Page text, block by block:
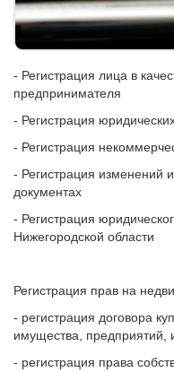
- Регистрация лица в
предпринимателя
- Регистрация
- Регистрация
- Регистрация изменений
документах
- Регистрация
Нижегородской области
Регистрация прав на
- регистрация договора
имущества, предприятий,
- регистрация права